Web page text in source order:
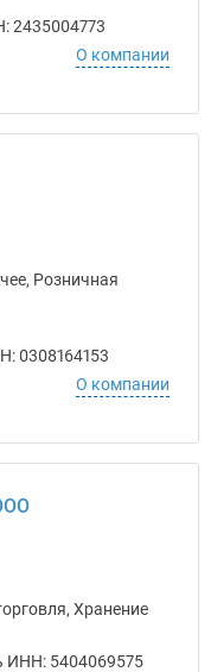
2435004773
О компании
Розничная
0308164153
О компании
Хранение
ИНН: 5404069575